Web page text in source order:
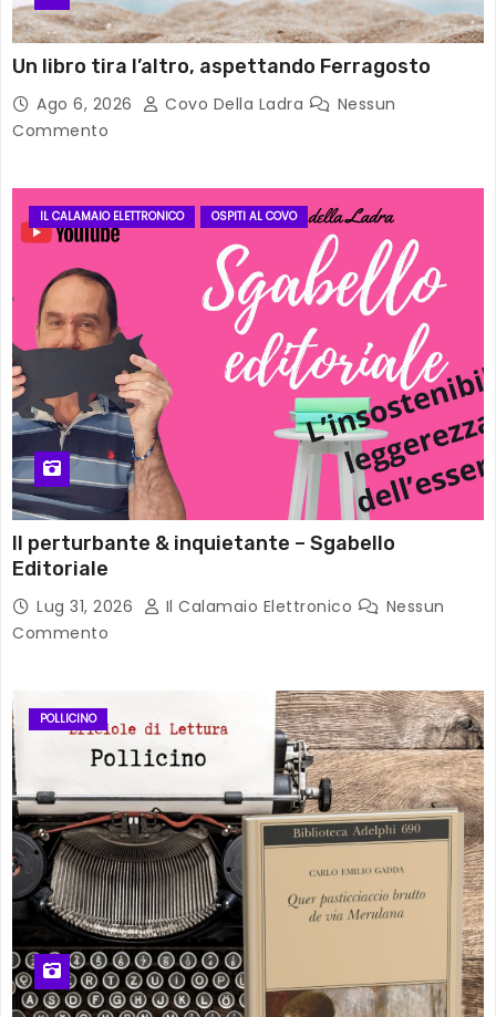
Un libro tira l’altro, aspettando Ferragosto
Ago 6, 2026 Covo Della Ladra
Nessun
Commento
IL CALAMAIO ELETTRONICO OSPITI AL COVO
Il perturbante & inquietante – Sgabello
Editoriale
Lug 31, 2026 Il Calamaio Elettronico
Nessun
Commento
POLLICINO